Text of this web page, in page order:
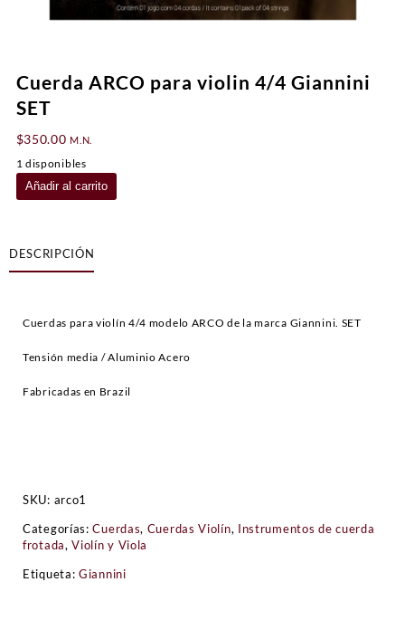
Cuerda ARCO para violin 4/4 Giannini
SET
$350.00 M.N.
1 disponibles
Cuerda
ARCO
4/4
Giannini
Añadir al carrito
DESCRIPCIÓN
Cuerdas para violín 4/4 modelo ARCO de la marca Giannini. SET
Tensión media / Aluminio Acero
Fabricadas en Brazil
SKU: arco1
Categorías:Cuerdas, Cuerdas Violín, Instrumentos de cuerda
frotada,Violín y Viola
Etiqueta:Giannini